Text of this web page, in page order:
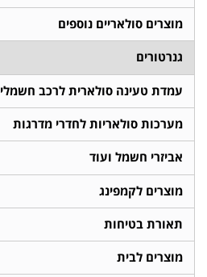
מוצרים סולאריים נוספים
גנרטורים
עמדת טעינה סולארית לרכב חשמלי
מערכות סולאריות לחדרי מדרגות
אביזרי חשמל ועוד
מוצרים לקמפינג
תאורת בטיחות
מוצרים לבית